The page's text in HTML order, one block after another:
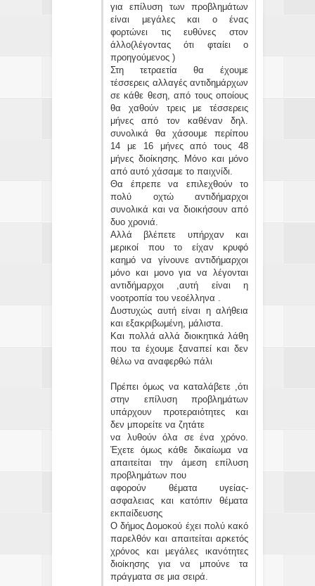
για επίλυση των προβλημάτων
είναι μεγάλες και ο ένας
φορτώνει τις ευθύνες στον
άλλο(λέγοντας ότι φταίει ο
προηγούμενος )
Στη τετραετία θα έχουμε
τέσσερεις αλλαγές αντιδημάρχων
σε κάθε θεση, από τους οποίους
θα χαθούν τρεις με τέσσερεις
μήνες από τον καθέναν δηλ.
συνολικά θα χάσουμε περίπου
14 με 16 μήνες από τους 48
μήνες διοίκησης. Μόνο και μόνο
από αυτό χάσαμε το παιχνίδι.
Θα έπρεπε να επιλεχθούν το
πολύ οχτώ αντιδήμαρχοι
συνολικά και να διοικήσουν από
δυο χρονιά.
Αλλά βλέπετε υπήρχαν και
μερικοί που το είχαν κρυφό
καημό να γίνουνε αντιδήμαρχοι
μόνο και μονο για να λέγονται
αντιδήμαρχοι ,αυτή είναι η
νοοτροπία του νεοέλληνα .
Δυστυχώς αυτή είναι η αλήθεια
και εξακριβωμένη, μάλιστα.
Και πολλά αλλά διοικητικά λάθη
που τα έχουμε ξαναπεί και δεν
θέλω να αναφερθώ πάλι
Πρέπει όμως να καταλάβετε ,ότι
στην επίλυση προβλημάτων
υπάρχουν προτεραιότητες και
δεν μπορείτε να ζητάτε
να λυθούν όλα σε ένα χρόνο.
Έχετε όμως κάθε δικαίωμα να
απαιτείται την άμεση επίλυση
προβλημάτων που
αφορούν θέματα υγείας-
ασφαλειας και κατόπιν θέματα
εκπαίδευσης
Ο δήμος Δομοκού έχει πολύ κακό
παρελθόν και απαιτείται αρκετός
χρόνος και μεγάλες ικανότητες
διοίκησης για να μπούνε τα
πράγματα σε μια σειρά.